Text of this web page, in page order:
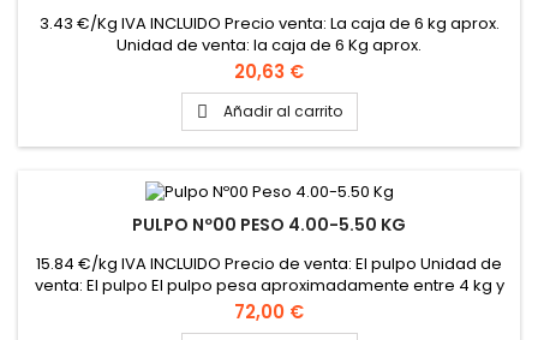
3.43 €/Kg IVA INCLUIDO Precio venta: La caja de 6 kg aprox.
Unidad de venta: la caja de 6 Kg aprox.
Precio
20,63 €
 Añadir al carrito
PULPO Nº00 PESO 4.00-5.50 KG
15.84 €/kg IVA INCLUIDO Precio de venta: El pulpo Unidad de
venta: El pulpo El pulpo pesa aproximadamente entre 4 kg y
5.5 kg PINCHAR AQUÍ PARA VER FICHA TÉCNICA
Precio
72,00 €